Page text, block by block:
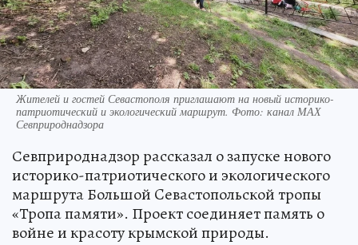
Жителей и гостей Севастополя приглашают на новый историко-
патриотический и экологический маршрут. Фото: канал МАХ
Севприроднадзора
Севприроднадзор рассказал о запуске нового
историко-патриотического и экологического
маршрута Большой Cевастопольской тропы
«Тропа памяти». Проект соединяет память о
войне и красоту крымской природы.